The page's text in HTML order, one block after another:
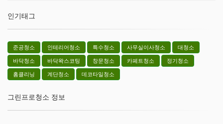
인기태그
준공청소 인테리어청소 특수청소 사무실이사청소
대청소
바닥청소
바닥왁스코팅 창문청소 카페트청소
정기청소
홈클리닝
계단청소 데코타일청소
그린프로청소 정보